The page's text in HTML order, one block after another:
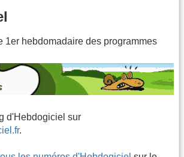
1er hebdomadaire des programmes
d'Hebdogiciel sur
.